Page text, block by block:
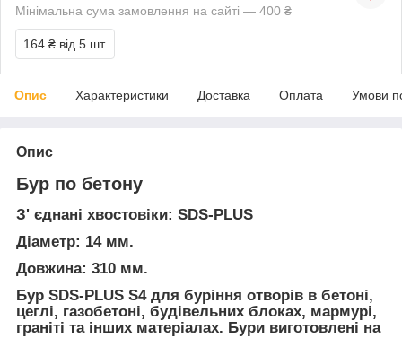
Мінімальна сума замовлення на сайті — 400 ₴
164 ₴ від 5 шт.
Опис Характеристики Доставка Оплата Умови
Опис
Бур по бетону
З' єднані хвостовіки: SDS-PLUS
Діаметр: 14 мм.
Довжина: 310 мм.
Бур SDS-PLUS S4 для буріння отворів в бетоні,
цеглі, газобетоні, будівельних блоках, мармурі,
граніті та інших матеріалах. Бури виготовлені на